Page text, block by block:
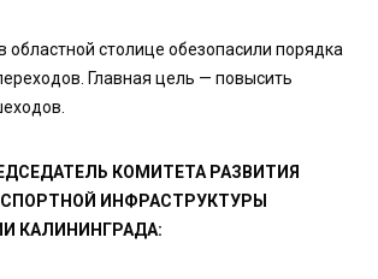
областной столице обезопасили порядка
Главная цель — повысить
КОМИТЕТА РАЗВИТИЯ
ИНФРАСТРУКТУРЫ
КАЛИНИНГРАДА: